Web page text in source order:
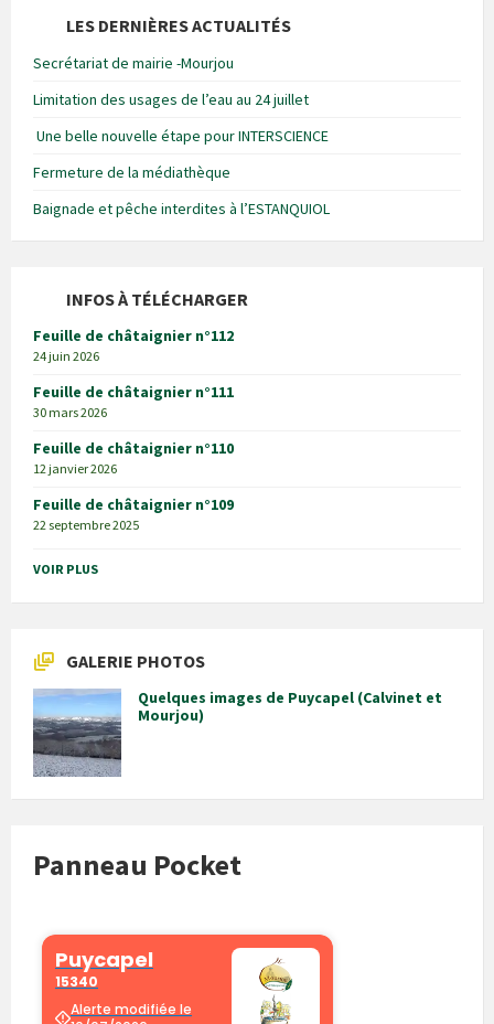
LES DERNIÈRES ACTUALITÉS
Secrétariat de mairie -Mourjou
Limitation des usages de l’eau au 24 juillet
Une belle nouvelle étape pour INTERSCIENCE
Fermeture de la médiathèque
Baignade et pêche interdites à l’ESTANQUIOL
INFOS À TÉLÉCHARGER
Feuille de châtaignier n°112
24 juin 2026
Feuille de châtaignier n°111
30 mars 2026
Feuille de châtaignier n°110
12 janvier 2026
Feuille de châtaignier n°109
22 septembre 2025
VOIR PLUS
GALERIE PHOTOS
Quelques images de Puycapel (Calvinet et
Mourjou)
Panneau Pocket